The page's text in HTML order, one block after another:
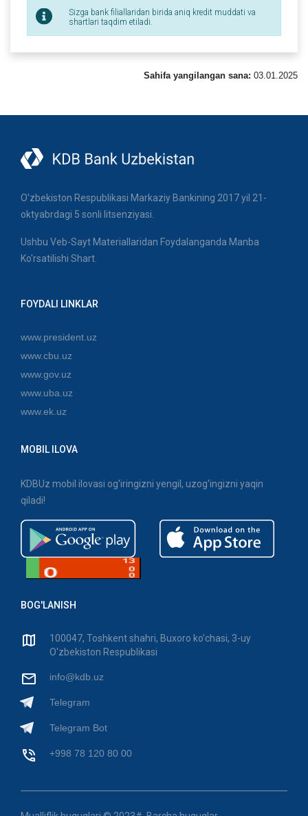
Sizga bank filiallaridan birida aniq kredit muddati va
shartlari taqdim etiladi.
Sahifa yangilangan sana: 03.01.2025
O'zbekiston Respublikasi Markaziy Bankining 2017 yil 21-
oktyabrdagi 5 sonli litsenziyasi.
Ushbu Veb-Sayt Materiallaridan Foydalanganda Manba
Ko'rsatilishi Shart.
FOYDALI LINKLAR
www.president.uz
www.cbu.uz
www.gov.uz
www.uba.uz
www.ek.uz
MOBIL ILOVA
KDBUz mobil ilovasi og'iringizni yengil, uzog'ingizni yaqin
qiladi!
BOG'LANISH
100047, Toshkent shahri, Buxoro ko'chasi, 3-uy
O'zbekiston Respublikasi
info@kdb.uz
Telegram
Telegram Bot
+998 78 120 80 00